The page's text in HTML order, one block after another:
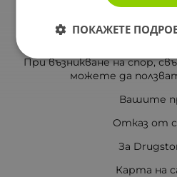
Политика за
При възникване на спор,
можете да
Вашите
Отказ от
За
Карта на
ПОКАЖЕТЕ